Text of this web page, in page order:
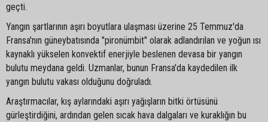
geçti.
Yangın şartlarının aşırı boyutlara ulaşması üzerine 25 Temmuz'da
Fransa'nın güneybatısında "pironümbit" olarak adlandırılan ve yoğun ısı
kaynaklı yükselen konvektif enerjiyle beslenen devasa bir yangın
bulutu meydana geldi. Uzmanlar, bunun Fransa'da kaydedilen ilk
yangın bulutu vakası olduğunu doğruladı.
Araştırmacılar, kış aylarındaki aşırı yağışların bitki örtüsünü
gürleştirdiğini, ardından gelen sıcak hava dalgaları ve kuraklığın bu